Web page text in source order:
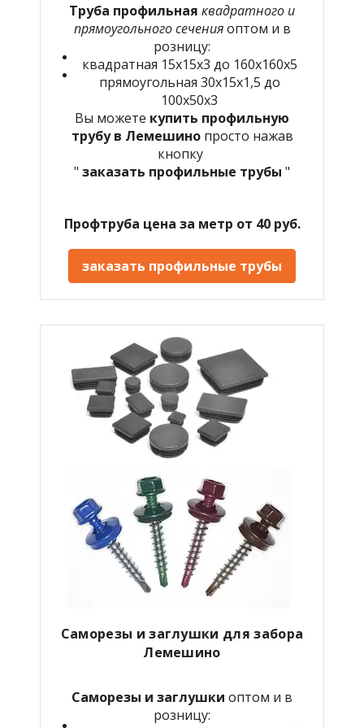
Труба профильная квадратного и
прямоугольного сеченияоптом и в
розницу:
квадратная 15х15х3 до 160х160х5
прямоугольная 30х15х1,5 до
100х50х3
Вы можете купить профильную
трубу в Лемешино просто нажав
кнопку
" заказать профильные трубы "
Профтруба цена за метр от 40 руб.
заказать профильные трубы
Саморезы и заглушки для забора
Лемешино
Саморезы и заглушки оптом и в
розницу: